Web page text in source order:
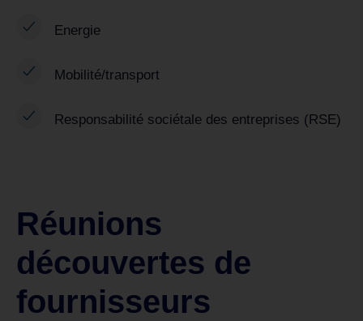
Energie
Mobilité/transport
Responsabilité sociétale des entreprises (RSE)
Réunions
découvertes de
fournisseurs